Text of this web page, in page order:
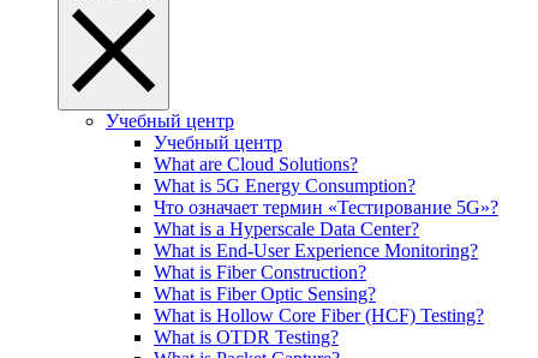
Учебный центр
Учебный центр
What are Cloud Solutions?
What is 5G Energy Consumption?
Что означает термин «Тестирование 5G»?
What is a Hyperscale Data Center?
What is End-User Experience Monitoring?
What is Fiber Construction?
What is Fiber Optic Sensing?
What is Hollow Core Fiber (HCF) Testing?
What is OTDR Testing?